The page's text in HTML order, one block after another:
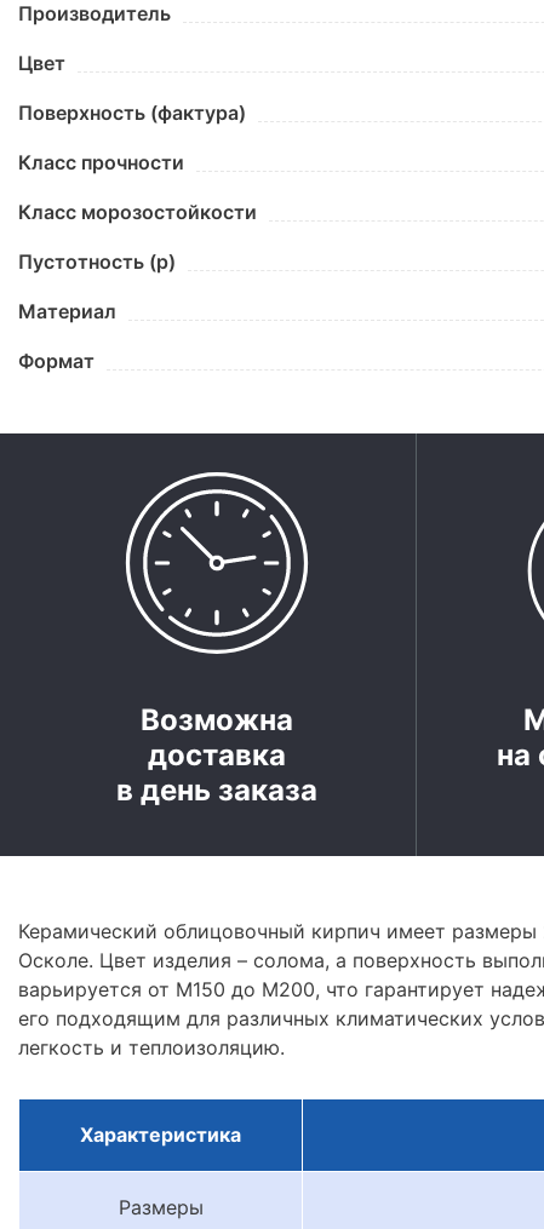
Производитель
Цвет
Поверхность (фактура)
Класс прочности
Класс морозостойкости
Пустотность (p)
Материал
Формат
Возможна
доставка
в день заказа
на
Керамический облицовочный кирпич имеет
Осколе. Цвет изделия – солома, а поверхность
варьируется от М150 до М200, что гарантирует
его подходящим для различных климатических
легкость и теплоизоляцию.
Характеристика
Размеры